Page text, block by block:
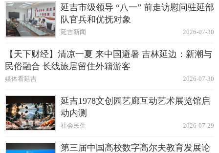
延吉市级领导 “八一” 前走访慰问驻延部
队官兵和优抚对象
2026-07-30
延吉新闻
【天下财经】清凉一夏 来中国避暑 吉林延边：新潮与
民俗融合 长线旅居留住外籍游客
2026-07-30
媒体看延吉
延吉1978文创园艺廊互动艺术展览馆启
动内测
2026-07-29
社会民生
第三届中国高校数字高尔夫教育发展论